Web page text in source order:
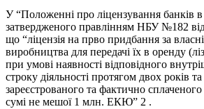
У “Положенні про ліцензування банків в
затвердженого правлінням НБУ №182
що “ліцензія на прво придбання за
виробництва для передачі їх в оренду
при умові наявності відповідного
строку діяльності протягом двох років та
зареєстрованого та фактично
сумі не мешої 1 млн. ЕКЮ” 2 .